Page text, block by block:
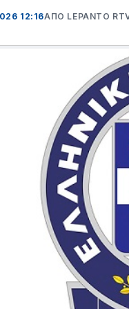
12:16ΑΠΌ LEPANTO